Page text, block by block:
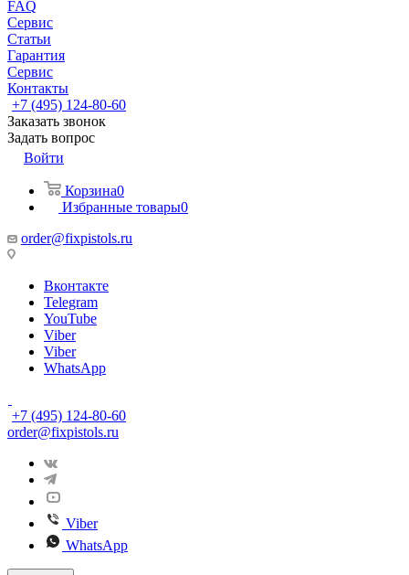
FAQ
Сервис
Статьи
Гарантия
Сервис
Контакты
+7 (495) 124-80-60
Заказать звонок
Задать вопрос
Войти
Корзина0
Избранные товары0
order@fixpistols.ru
Вконтакте
Telegram
YouTube
Viber
Viber
WhatsApp
+7 (495) 124-80-60
order@fixpistols.ru
Viber
WhatsApp